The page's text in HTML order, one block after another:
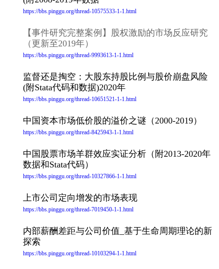
https://bbs.pinggu.org/thread-10575533-1-1.html
【事件研究完整案例】股权激励的市场反应研究
（更新至2019年）
https://bbs.pinggu.org/thread-9993613-1-1.html
监督还是掏空：大股东持股比例与股价崩盘风险
(附Stata代码和数据)2020年
https://bbs.pinggu.org/thread-10651521-1-1.html
中国资本市场低价股的溢价之谜（2000-2019）
https://bbs.pinggu.org/thread-8425943-1-1.html
中国股票市场羊群效应实证分析（附2013-2020年
数据和Stata代码）
https://bbs.pinggu.org/thread-10327866-1-1.html
上市公司定向增发的市场表现
https://bbs.pinggu.org/thread-7019450-1-1.html
内部薪酬差距与公司价值_基于生命周期理论的新
探索
https://bbs.pinggu.org/thread-10103294-1-1.html